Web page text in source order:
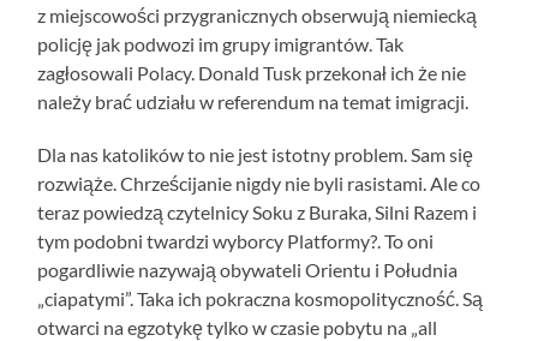
z miejscowości przygranicznych obserwują niemiecką
policję jak podwozi im grupy imigrantów. Tak
zagłosowali Polacy. Donald Tusk przekonał ich że nie
należy brać udziału w referendum na temat imigracji.
Dla nas katolików to nie jest istotny problem. Sam się
rozwiąże. Chrześcijanie nigdy nie byli rasistami. Ale co
teraz powiedzą czytelnicy Soku z Buraka, Silni Razem i
tym podobni twardzi wyborcy Platformy?. To oni
pogardliwie nazywają obywateli Orientu i Południa
„ciapatymi”. Taka ich pokraczna kosmopolityczność. Są
otwarci na egzotykę tylko w czasie pobytu na „all